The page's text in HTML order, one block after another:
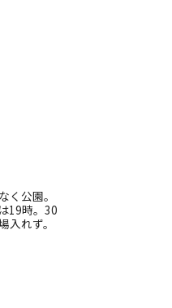
公園。
19時。30
れず。